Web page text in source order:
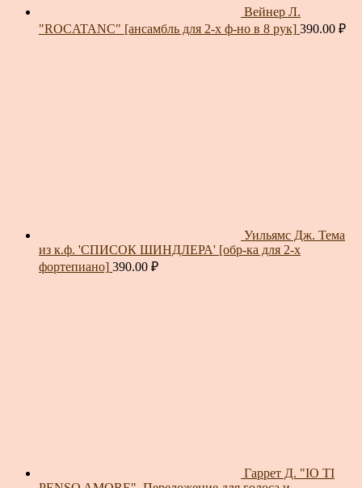
Вейнер Л.
"ROCATANC" [ансамбль для 2-х ф-но в 8 рук] 390.00 ₽
Уильямс Дж. Тема
из к.ф. 'СПИСОК ШИНДЛЕРА' [обр-ка для 2-х
фортепиано] 390.00 ₽
Гаррет Д. "IO TI